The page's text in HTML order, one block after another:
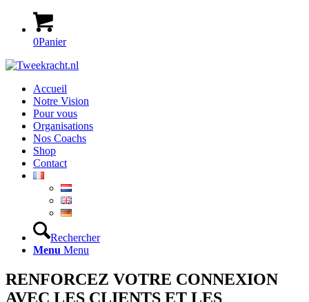
0Panier
Accueil
Notre Vision
Pour vous
Organisations
Nos Coachs
Shop
Contact
Rechercher
Menu Menu
RENFORCEZ VOTRE CONNEXION
AVEC LES CLIENTS ET LES